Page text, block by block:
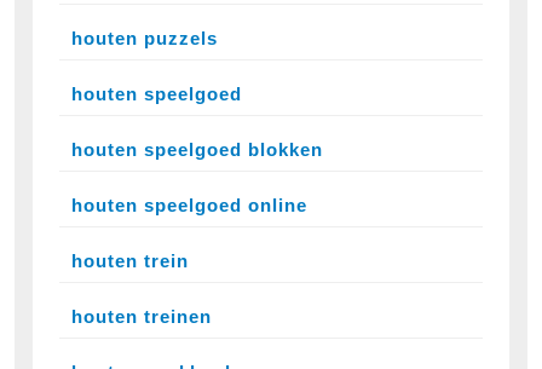
houten puzzels
houten speelgoed
houten speelgoed blokken
houten speelgoed online
houten trein
houten treinen